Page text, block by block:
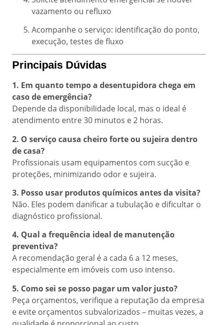
vazamento ou refluxo
Acompanhe o serviço: identificação do ponto,
execução, testes de fluxo
Principais Dúvidas
1. Em quanto tempo a desentupidora chega em
caso de emergência?
Depende da disponibilidade local, mas o ideal é
atendimento entre 30 minutos e 2 horas.
2. O serviço causa cheiro forte ou sujeira dentro
de casa?
Profissionais usam equipamentos com sucção e
proteções, minimizando odor e sujeira.
3. Posso usar produtos químicos antes da visita?
Não. Eles podem danificar a tubulação e dificultar o
diagnóstico profissional.
4. Qual a frequência ideal de manutenção
preventiva?
A recomendação geral é a cada 6 a 12 meses,
especialmente em imóveis com uso intenso.
5. Como sei se posso pagar um valor justo?
Peça orçamentos, verifique a reputação da empresa
e evite orçamentos subvalorizados – muitas vezes, a